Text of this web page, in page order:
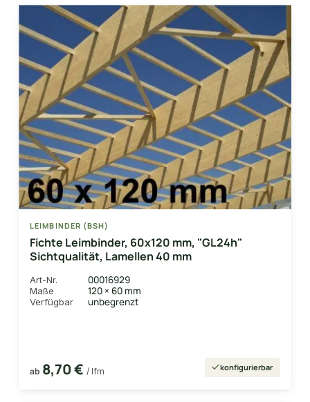
LEIMBINDER (BSH)
Fichte Leimbinder, 60x120 mm, "GL24h"
Sichtqualität, Lamellen 40 mm
Art-Nr. 00016929
Maße 120 × 60 mm
Verfügbar unbegrenzt
ab 8,70 € / lfm konfigurierbar